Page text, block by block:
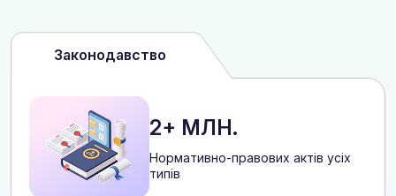
Законодавство
2+ МЛН.
Нормативно-правових актів усіх
типів